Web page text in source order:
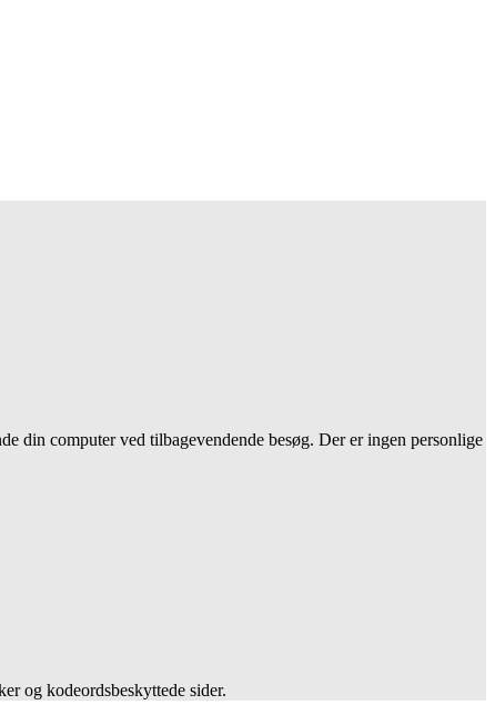
din computer ved tilbagevendende besøg. Der er ingen personlige
og kodeordsbeskyttede sider.